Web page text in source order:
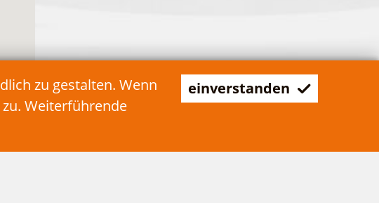
einverstanden
zu gestalten. Wenn
Weiterführende